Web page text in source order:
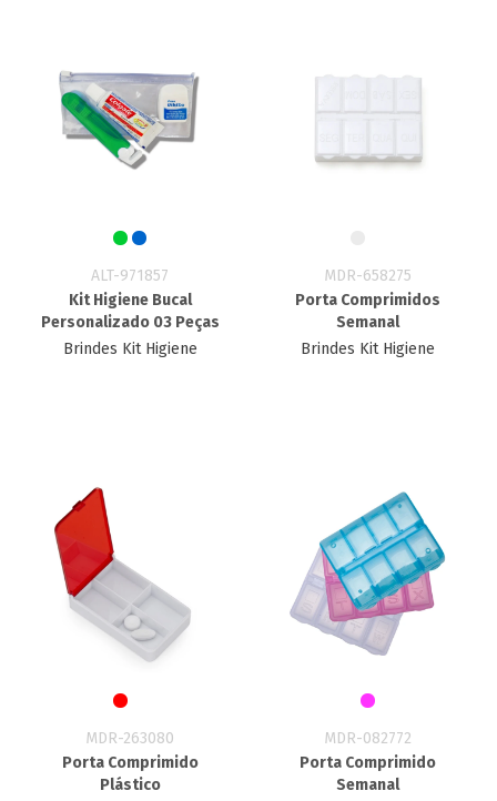
ALT-971857
Kit Higiene Bucal
Personalizado 03 Peças
Brindes Kit Higiene
MDR-658275
Porta Comprimidos
Semanal
Brindes Kit Higiene
MDR-263080
Porta Comprimido
Plástico
MDR-082772
Porta Comprimido
Semanal